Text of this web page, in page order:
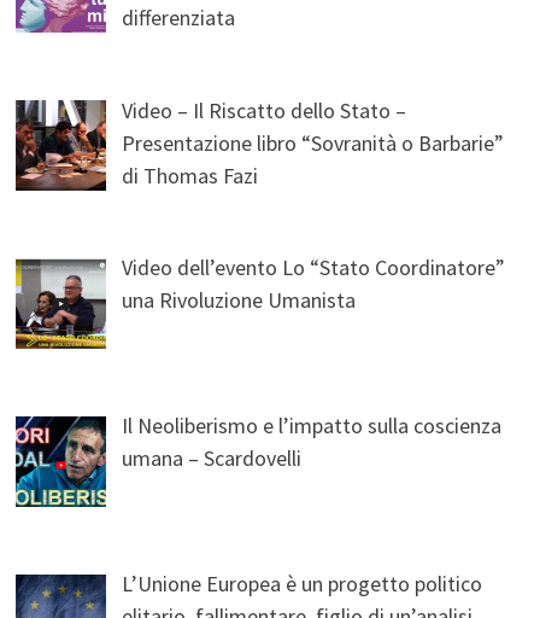
differenziata
Video – Il Riscatto dello Stato –
Presentazione libro “Sovranità o Barbarie”
di Thomas Fazi
Video dell’evento Lo “Stato Coordinatore”
una Rivoluzione Umanista
Il Neoliberismo e l’impatto sulla coscienza
umana – Scardovelli
L’Unione Europea è un progetto politico